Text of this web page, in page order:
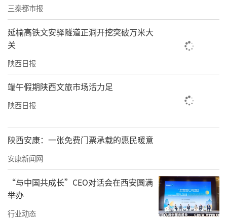
评稳居全省民办高校第一方阵，充分印证管党
治党主体责任、党委书记第一责任人责任落地
见效。
夯实基层堡垒，推动党建示范创建提质增效
学校严格落实新时代高校党建示范创建和质量
创优工作要求，抓实教师党支部书记“双带头
三秦都市报
延榆高铁文安驿隧道正洞开挖突破万米大
关
陕西日报
端午假期陕西文旅市场活力足
陕西日报
陕西安康：一张免费门票承载的惠民暖意
安康新闻网
“与中国共成长”CEO对话会在西安圆满
举办
行业动态